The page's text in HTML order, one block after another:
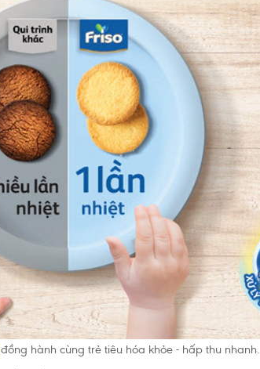
đồng hành cùng trẻ tiêu hóa khỏe - hấp thu nhanh.